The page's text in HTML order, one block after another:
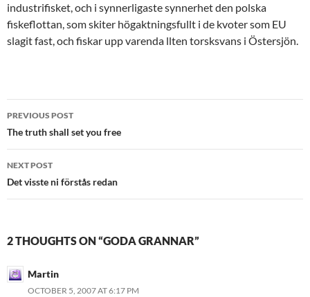
industrifisket, och i synnerligaste synnerhet den polska
fiskeflottan, som skiter högaktningsfullt i de kvoter som EU
slagit fast, och fiskar upp varenda llten torsksvans i Östersjön.
Post
navigation
PREVIOUS POST
The truth shall set you free
NEXT POST
Det visste ni förstås redan
2 THOUGHTS ON “GODA GRANNAR”
Martin
OCTOBER 5, 2007 AT 6:17 PM